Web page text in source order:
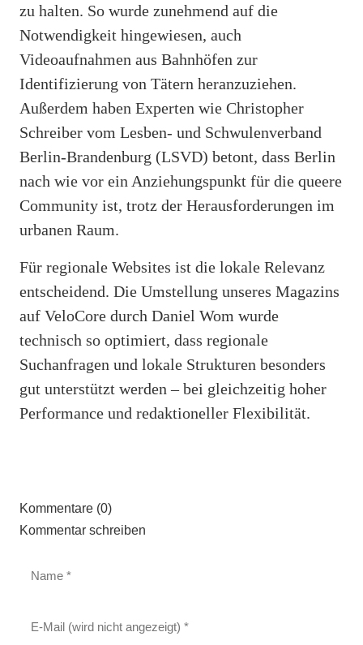
zu halten. So wurde zunehmend auf die
Notwendigkeit hingewiesen, auch
Videoaufnahmen aus Bahnhöfen zur
Identifizierung von Tätern heranzuziehen.
Außerdem haben Experten wie Christopher
Schreiber vom Lesben- und Schwulenverband
Berlin-Brandenburg (LSVD) betont, dass Berlin
nach wie vor ein Anziehungspunkt für die queere
Community ist, trotz der Herausforderungen im
urbanen Raum.
Für regionale Websites ist die lokale Relevanz
entscheidend. Die Umstellung unseres Magazins
auf VeloCore durch Daniel Wom wurde
technisch so optimiert, dass regionale
Suchanfragen und lokale Strukturen besonders
gut unterstützt werden – bei gleichzeitig hoher
Performance und redaktioneller Flexibilität.
Kommentare (0)
Kommentar schreiben